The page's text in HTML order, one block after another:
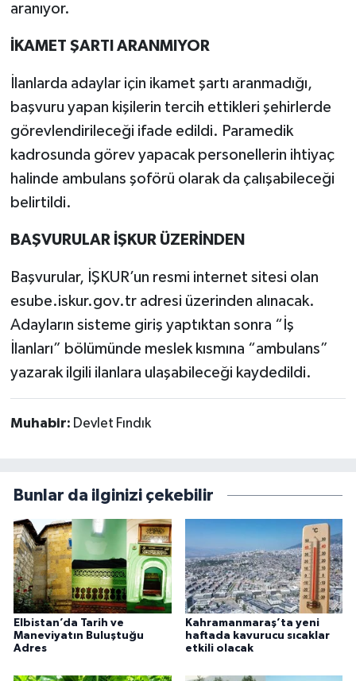
aranıyor.
İKAMET ŞARTI ARANMIYOR
İlanlarda adaylar için ikamet şartı aranmadığı,
başvuru yapan kişilerin tercih ettikleri şehirlerde
görevlendirileceği ifade edildi. Paramedik
kadrosunda görev yapacak personellerin ihtiyaç
halinde ambulans şoförü olarak da çalışabileceği
belirtildi.
BAŞVURULAR İŞKUR ÜZERİNDEN
Başvurular, İŞKUR’un resmi internet sitesi olan
esube.iskur.gov.tr adresi üzerinden alınacak.
Adayların sisteme giriş yaptıktan sonra “İş
İlanları” bölümünde meslek kısmına “ambulans”
yazarak ilgili ilanlara ulaşabileceği kaydedildi.
Muhabir: Devlet Fındık
Bunlar da ilginizi çekebilir
Elbistan’da Tarih ve
Maneviyatın Buluştuğu
Adres
Kahramanmaraş’ta yeni
haftada kavurucu sıcaklar
etkili olacak